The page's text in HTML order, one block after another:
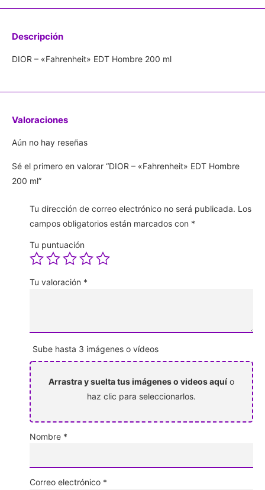
Descripción
DIOR – «Fahrenheit» EDT Hombre 200 ml
Valoraciones
Aún no hay reseñas
Sé el primero en valorar “DIOR – «Fahrenheit» EDT Hombre
200 ml”
Tu dirección de correo electrónico no será publicada. Los
campos obligatorios están marcados con *
Tu puntuación
Tu valoración *
Sube hasta 3 imágenes o vídeos
Arrastra y suelta tus imágenes o videos aquí o
haz clic para seleccionarlos.
Nombre *
Correo electrónico *